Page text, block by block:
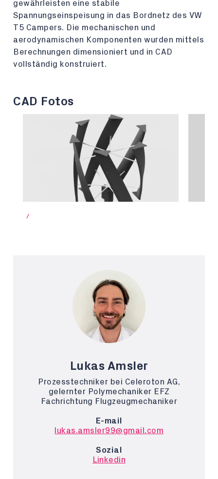
gewährleisten eine stabile
Spannungseinspeisung in das Bordnetz des VW
T5 Campers. Die mechanischen und
aerodynamischen Komponenten wurden mittels
Berechnungen dimensioniert und in CAD
vollständig konstruiert.
CAD Fotos
/
Lukas Amsler
Prozesstechniker bei Celeroton AG,
gelernter Polymechaniker EFZ
Fachrichtung Flugzeugmechaniker
E-mail
lukas.amsler99@gmail.com
Sozial
Linkedin